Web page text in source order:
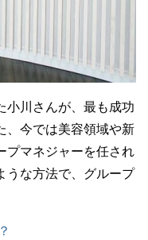
小川さんが、最も成功
、今では美容領域や新
プマネジャーを任され
うな方法で、グループ